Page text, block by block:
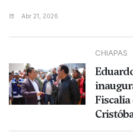
Abr 21, 2026
CHIAPAS